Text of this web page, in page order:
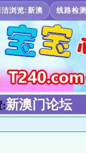
洁浏览:新澳 线路检测
:新澳门论坛